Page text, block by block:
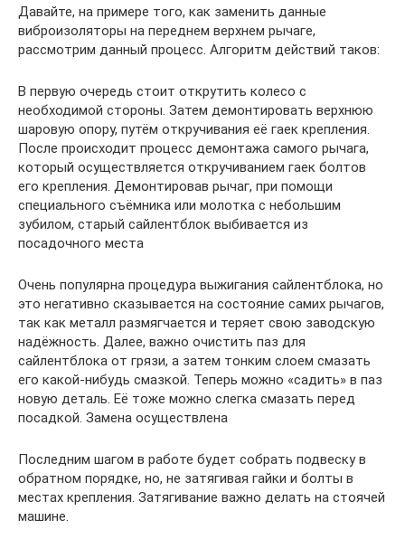
Давайте, на примере того, как заменить данные
виброизоляторы на переднем верхнем рычаге,
рассмотрим данный процесс. Алгоритм действий таков:
В первую очередь стоит открутить колесо с
необходимой стороны. Затем демонтировать верхнюю
шаровую опору, путём откручивания её гаек крепления.
После происходит процесс демонтажа самого рычага,
который осуществляется откручиванием гаек болтов
его крепления. Демонтировав рычаг, при помощи
специального съёмника или молотка с небольшим
зубилом, старый сайлентблок выбивается из
посадочного места
Очень популярна процедура выжигания сайлентблока, но
это негативно сказывается на состояние самих рычагов,
так как металл размягчается и теряет свою заводскую
надёжность. Далее, важно очистить паз для
сайлентблока от грязи, а затем тонким слоем смазать
его какой-нибудь смазкой. Теперь можно «садить» в паз
новую деталь. Её тоже можно слегка смазать перед
посадкой. Замена осуществлена
Последним шагом в работе будет собрать подвеску в
обратном порядке, но, не затягивая гайки и болты в
местах крепления. Затягивание важно делать на стоячей
машине.